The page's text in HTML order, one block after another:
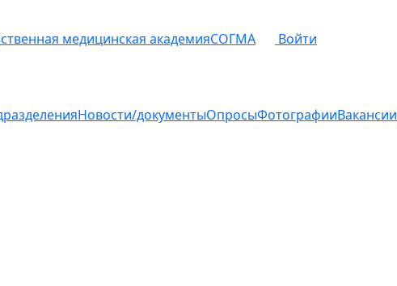
медицинская академияСОГМА Войти
Новости/документыОпросыФотографииВакансии